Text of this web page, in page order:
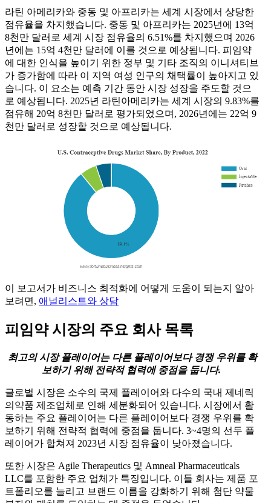
라틴 아메리카와 중동 및 아프리카는 세계 시장에서 상당한
점유율을 차지했습니다. 중동 및 아프리카는 2025년에 13억
8천만 달러로 세계 시장 점유율의 6.51%를 차지했으며 2026
년에는 15억 4천만 달러에 이를 것으로 예상됩니다. 피임약
에 대한 인식을 높이기 위한 정부 및 기타 조직의 이니셔티브
가 증가함에 따라 이 지역 여성 인구의 채택률이 높아지고 있
습니다. 이 요소는 예측 기간 동안 시장 성장을 주도할 것으
로 예상됩니다. 2025년 라틴아메리카는 세계 시장의 9.83%를
점유해 20억 8천만 달러로 평가되었으며, 2026년에는 22억 9
천만 달러로 성장할 것으로 예상됩니다.
이 보고서가 비즈니스 최적화에 어떻게 도움이 되는지 알아
보려면, 애널리스트와 상담
피임약 시장의 주요 회사 목록
최고의 시장 플레이어는 다른 플레이어보다 경쟁 우위를 확
보하기 위해 전략적 협력에 중점을 둡니다.
글로벌 시장은 소수의 국제 플레이어와 다수의 국내 제네릭
의약품 제조업체로 인해 세분화되어 있습니다. 시장에서 활
동하는 주요 플레이어는 다른 플레이어보다 경쟁 우위를 확
보하기 위해 전략적 협력에 중점을 둡니다. 3~4명의 선두 플
레이어가 합쳐져 ​​2023년 시장 점유율이 낮아졌습니다.
또한 시장은 Agile Therapeutics 및 Amneal Pharmaceuticals
LLC를 포함한 주요 업체가 특징입니다. 이들 회사는 제품 포
트폴리오를 늘리고 브랜드 이름을 강화하기 위해 첨단 약물